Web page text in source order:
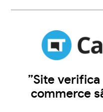
”Site
commerce